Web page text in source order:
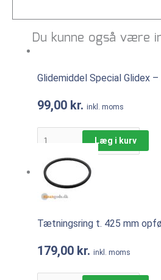
Du kunne også være
Glidemiddel Special Glidex –
99,00 kr. inkl. moms
Læg i kurv
Tætningsring t. 425 mm
179,00 kr. inkl. moms